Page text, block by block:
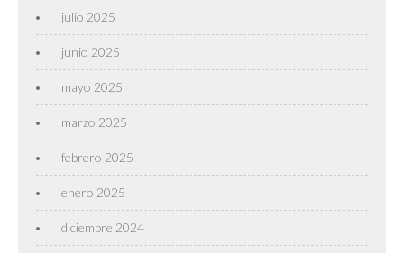
julio 2025
junio 2025
mayo 2025
marzo 2025
febrero 2025
enero 2025
diciembre 2024